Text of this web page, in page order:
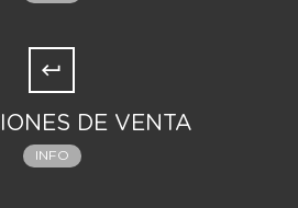
DE VENTA
INFO